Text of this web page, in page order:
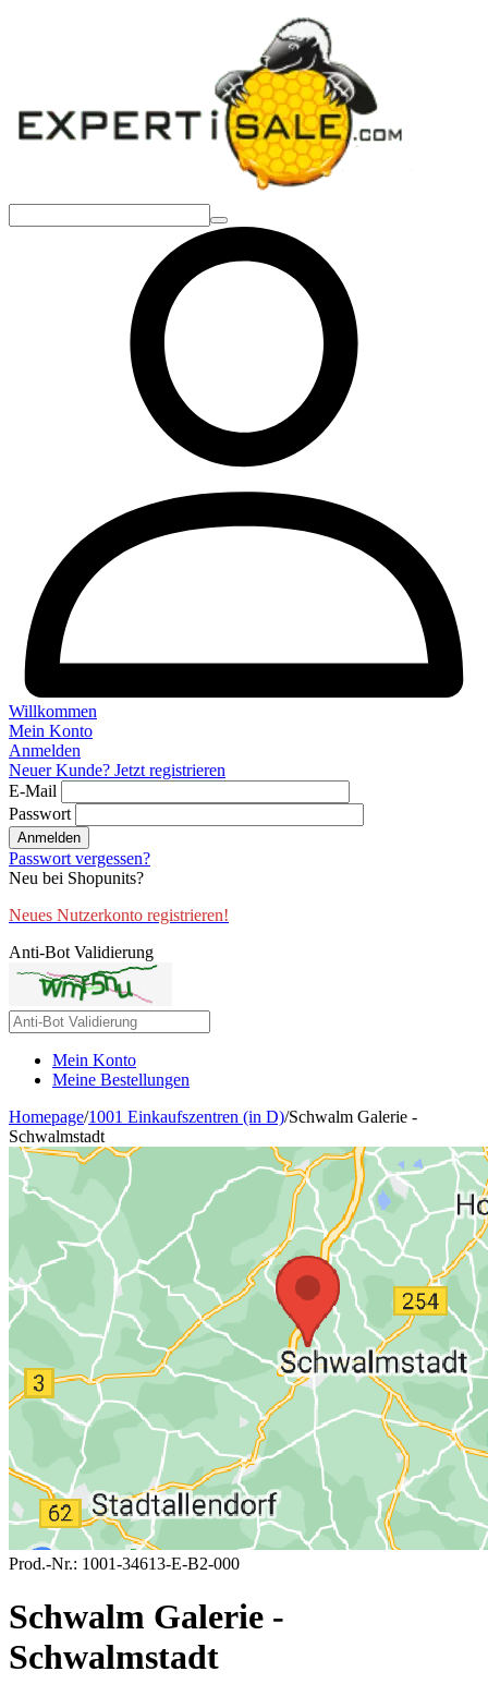
Willkommen
Mein Konto
Anmelden
Neuer Kunde? Jetzt registrieren
E-Mail
Passwort
Anmelden
Passwort vergessen?
Neu bei Shopunits?
Neues Nutzerkonto registrieren!
Anti-Bot Validierung
Mein Konto
Meine Bestellungen
Homepage/1001 Einkaufszentren (in D)/Schwalm Galerie -
Schwalmstadt
Prod.-Nr.: 1001-34613-E-B2-000
Schwalm Galerie -
Schwalmstadt